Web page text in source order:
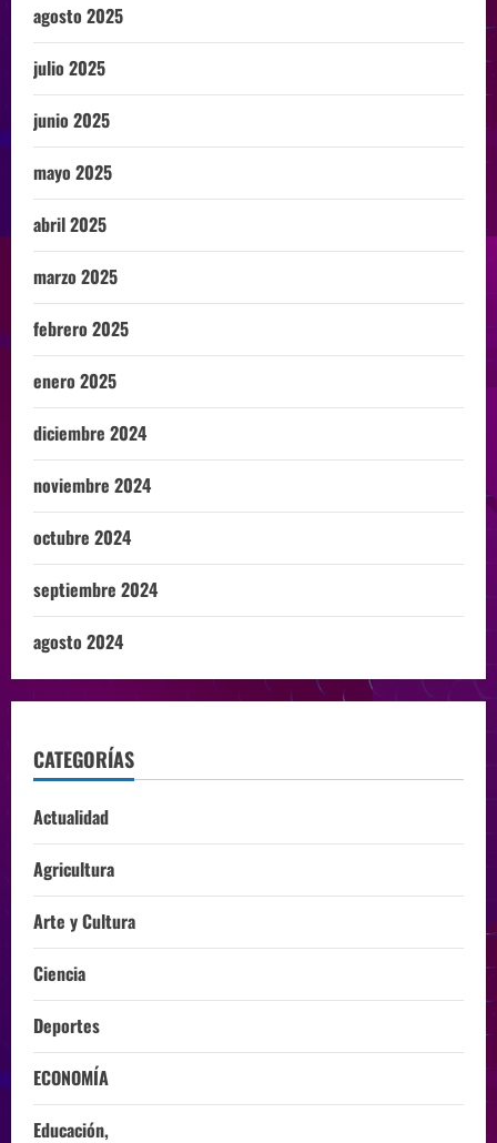
agosto 2025
julio 2025
junio 2025
mayo 2025
abril 2025
marzo 2025
febrero 2025
enero 2025
diciembre 2024
noviembre 2024
octubre 2024
septiembre 2024
agosto 2024
CATEGORÍAS
Actualidad
Agricultura
Arte y Cultura
Ciencia
Deportes
ECONOMÍA
Educación,